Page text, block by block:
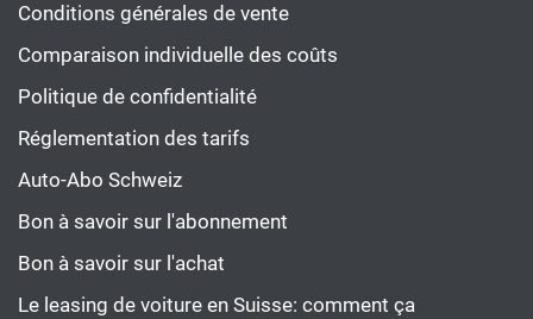
Conditions générales de vente
Comparaison individuelle des coûts
Politique de confidentialité
Réglementation des tarifs
Auto-Abo Schweiz
Bon à savoir sur l'abonnement
Bon à savoir sur l'achat
Le leasing de voiture en Suisse: comment ça